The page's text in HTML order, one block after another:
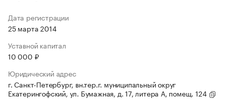
Дата регистрации
25 марта 2014
Уставной капитал
10 000 ₽
Юридический адрес
г. Санкт-Петербург, вн.тер.г. муниципальный округ
Екатерингофский, ул. Бумажная, д. 17, литера А, помещ. 124